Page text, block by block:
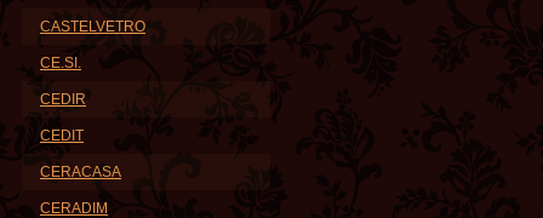
CASTELVETRO
CE.SI.
CEDIR
CEDIT
CERACASA
CERADIM